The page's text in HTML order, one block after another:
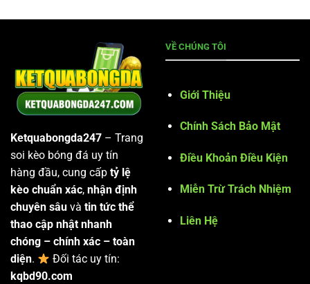
Ketquabongda247 – Trang
soi kèo bóng đá uy tín
hàng đầu, cung cấp tỷ lệ
kèo chuẩn xác, nhận định
chuyên sâu và tin tức thể
thao cập nhật nhanh
chóng – chính xác – toàn
diện.
Đối tác uy tín:
kqbd90.com
VỀ CHÚNG TÔI
Giới Thiệu
Chính Sách Bảo Mật
Điều Khoản Điều Kiện
Miễn Trừ Trách Nhiệm
Liên Hệ